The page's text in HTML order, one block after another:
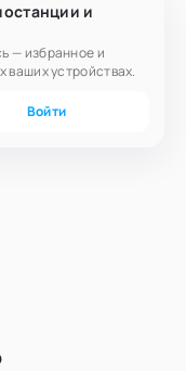
и
— избранное и
ваших устройствах.
Войти